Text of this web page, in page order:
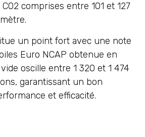
comprises entre 101 et 127
un point fort avec une note
Euro NCAP obtenue en
oscille entre 1 320 et 1 474
garantissant un bon
et efficacité.